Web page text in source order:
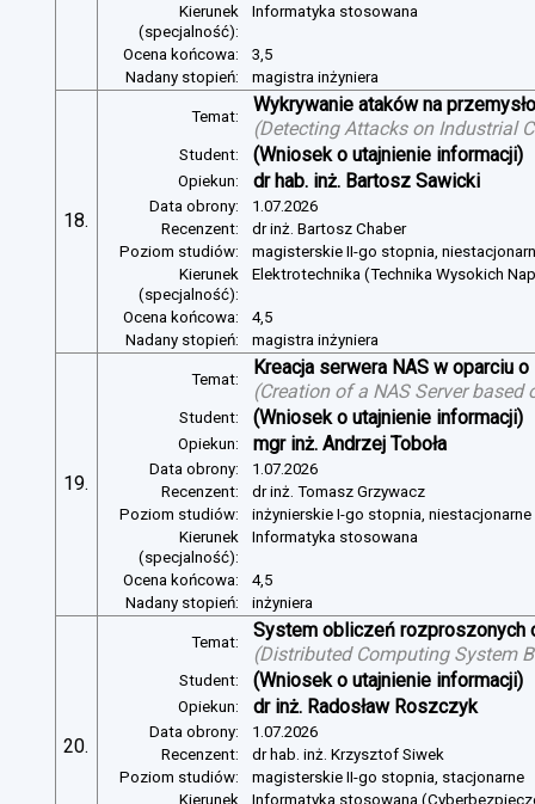
Kierunek
(specjalność):
Informatyka stosowana
Ocena końcowa:
3,5
Nadany stopień:
magistra inżyniera
18.
Temat:
Wykrywanie ataków na
(Detecting Attacks on Industrial
Student: (Wniosek o utajnienie informacji)
Opiekun: dr hab. inż. Bartosz Sawicki
Data obrony:
1.07.2026
Recenzent:
dr inż. Bartosz Chaber
Poziom studiów:
magisterskie II-go stopnia,
Kierunek
(specjalność):
Elektrotechnika (Technika Wysokich
Ocena końcowa:
4,5
Nadany stopień:
magistra inżyniera
19.
Temat:
Kreacja serwera NAS w oparciu
(Creation of a NAS Server based
Student: (Wniosek o utajnienie informacji)
Opiekun: mgr inż. Andrzej Toboła
Data obrony:
1.07.2026
Recenzent:
dr inż. Tomasz Grzywacz
Poziom studiów:
inżynierskie I-go stopnia, niestacjonarne
Kierunek
(specjalność):
Informatyka stosowana
Ocena końcowa:
4,5
Nadany stopień:
inżyniera
20.
Temat:
System obliczeń rozproszonych
(Distributed Computing System
Student: (Wniosek o utajnienie informacji)
Opiekun: dr inż. Radosław Roszczyk
Data obrony:
1.07.2026
Recenzent:
dr hab. inż. Krzysztof Siwek
Poziom studiów:
magisterskie II-go stopnia, stacjonarne
Kierunek
Informatyka stosowana